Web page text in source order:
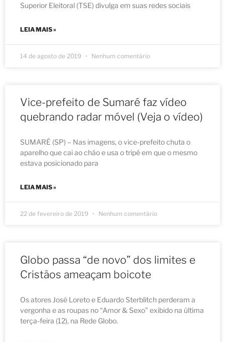
Superior Eleitoral (TSE) divulga em suas redes sociais
LEIA MAIS »
14 de agosto de 2019 Nenhum comentário
Vice-prefeito de Sumaré faz vídeo
quebrando radar móvel (Veja o vídeo)
SUMARÉ (SP) – Nas imagens, o vice-prefeito chuta o
aparelho que cai ao chão e usa o tripé em que o mesmo
estava posicionado para
LEIA MAIS »
22 de fevereiro de 2019 Nenhum comentário
Globo passa “de novo” dos limites e
Cristãos ameaçam boicote
Os atores José Loreto e Eduardo Sterblitch perderam a
vergonha e as roupas no “Amor & Sexo” exibido na última
terça-feira (12), na Rede Globo.